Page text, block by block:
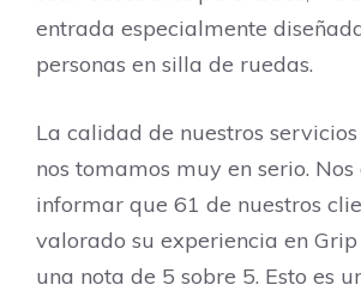
entrada especialmente
personas en silla de ruedas.
La calidad de nuestros
nos tomamos muy en serio.
informar que 61 de nuestros
valorado su experiencia en Grip
una nota de 5 sobre 5. Esto es